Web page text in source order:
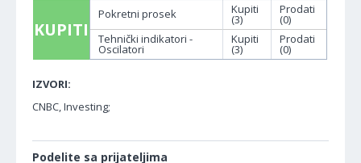
KUPITI
Pokretni prosek Kupiti
(3)
Prodati
(0)
Tehnički indikatori -
Oscilatori
Kupiti
(3)
Prodati
(0)
IZVORI:
CNBC, Investing;
Podelite sa prijateljima